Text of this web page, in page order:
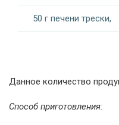
50 г печени трески,
Данное количество
Способ приготовления: